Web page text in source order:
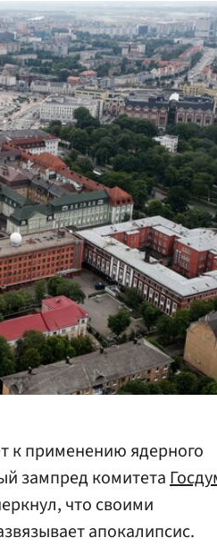
к применению ядерного
зампред комитета
что своими
апокалипсис.